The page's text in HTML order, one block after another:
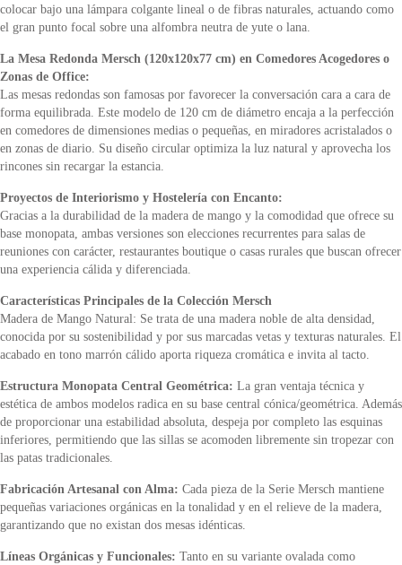
colocar bajo una lámpara colgante lineal o de fibras naturales, actuando como
el gran punto focal sobre una alfombra neutra de yute o lana.
La Mesa Redonda Mersch (120x120x77 cm) en Comedores Acogedores o
Zonas de Office:
Las mesas redondas son famosas por favorecer la conversación cara a cara de
forma equilibrada. Este modelo de 120 cm de diámetro encaja a la perfección
en comedores de dimensiones medias o pequeñas, en miradores acristalados o
en zonas de diario. Su diseño circular optimiza la luz natural y aprovecha los
rincones sin recargar la estancia.
Proyectos de Interiorismo y Hostelería con Encanto:
Gracias a la durabilidad de la madera de mango y la comodidad que ofrece su
base monopata, ambas versiones son elecciones recurrentes para salas de
reuniones con carácter, restaurantes boutique o casas rurales que buscan ofrecer
una experiencia cálida y diferenciada.
Características Principales de la Colección Mersch
Madera de Mango Natural: Se trata de una madera noble de alta densidad,
conocida por su sostenibilidad y por sus marcadas vetas y texturas naturales. El
acabado en tono marrón cálido aporta riqueza cromática e invita al tacto.
Estructura Monopata Central Geométrica: La gran ventaja técnica y
estética de ambos modelos radica en su base central cónica/geométrica. Además
de proporcionar una estabilidad absoluta, despeja por completo las esquinas
inferiores, permitiendo que las sillas se acomoden libremente sin tropezar con
las patas tradicionales.
Fabricación Artesanal con Alma: Cada pieza de la Serie Mersch mantiene
pequeñas variaciones orgánicas en la tonalidad y en el relieve de la madera,
garantizando que no existan dos mesas idénticas.
Líneas Orgánicas y Funcionales: Tanto en su variante ovalada como